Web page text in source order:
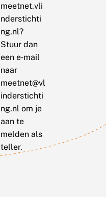
meetnet.vli
nderstichti
ng.nl?
Stuur dan
een e‑mail
naar
meetnet@vl
inderstichti
ng.nl om je
aan te
melden als
teller.